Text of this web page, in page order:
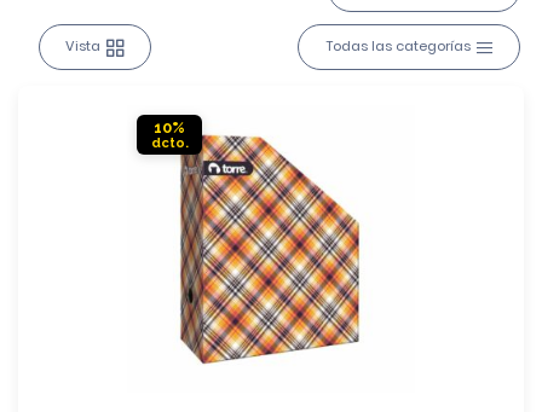
Vista Todas las categorías
10%